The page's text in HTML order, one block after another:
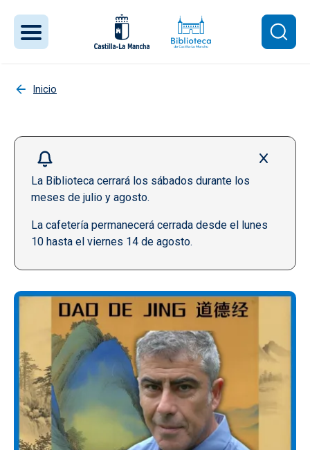
Inicio
La Biblioteca cerrará los sábados durante los
meses de julio y agosto.
La cafetería permanecerá cerrada desde el lunes
10 hasta el viernes 14 de agosto.